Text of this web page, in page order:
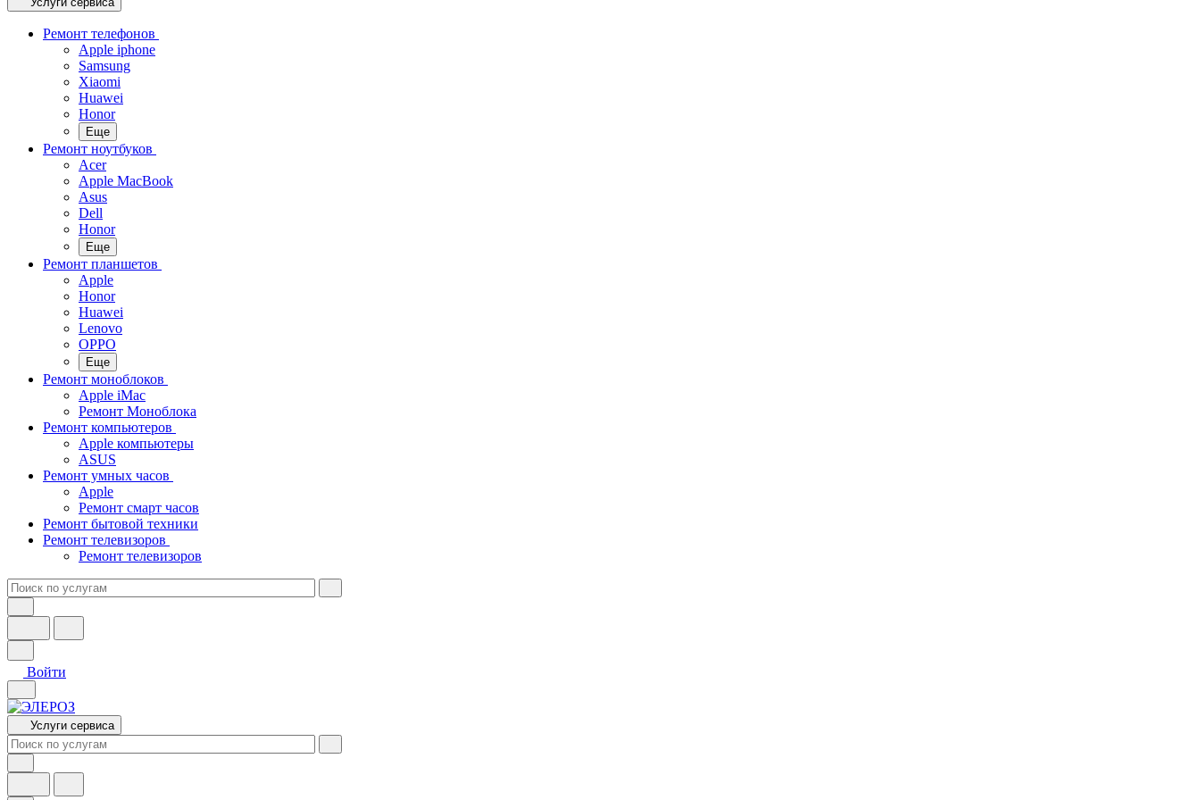
Ремонт телефонов
Apple iphone
Samsung
Xiaomi
Huawei
Honor
Еще
Ремонт ноутбуков
Acer
Apple MacBook
Asus
Dell
Honor
Еще
Ремонт планшетов
Apple
Honor
Huawei
Lenovo
OPPO
Еще
Ремонт моноблоков
Apple iMac
Ремонт Моноблока
Ремонт компьютеров
Apple компьютеры
ASUS
Ремонт умных часов
Apple
Ремонт смарт часов
Ремонт бытовой техники
Ремонт телевизоров
Ремонт телевизоров
Войти
Услуги сервиса